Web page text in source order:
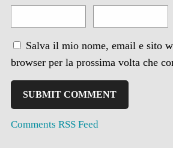
Salva il mio nome, email e sito
browser per la prossima volta che
Comments RSS Feed